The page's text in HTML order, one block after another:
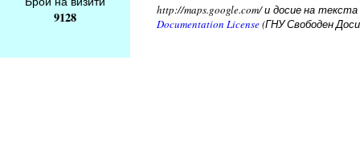
9128
http://maps.google.com/ и досие на
Documentation License(ГНУ Свободен